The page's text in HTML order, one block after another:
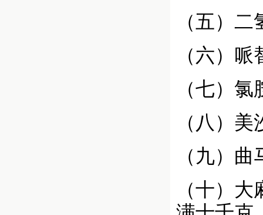
（五）
（六）
（七）
（八）
（九）
（十）